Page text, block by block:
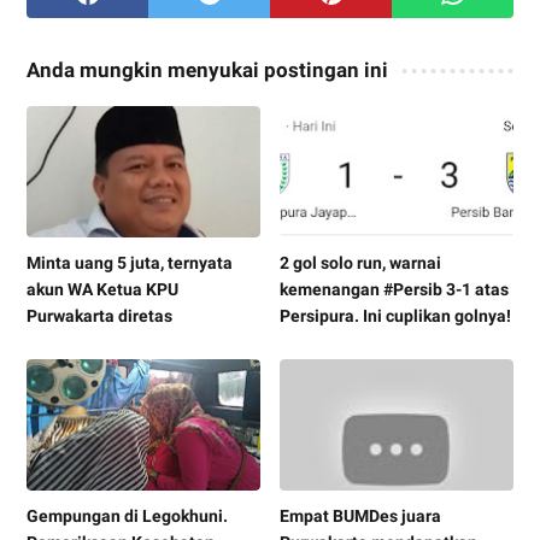
Anda mungkin menyukai postingan ini
Minta uang 5 juta, ternyata
akun WA Ketua KPU
Purwakarta diretas
2 gol solo run, warnai
kemenangan #Persib 3-1 atas
Persipura. Ini cuplikan golnya!
Gempungan di Legokhuni.
Empat BUMDes juara